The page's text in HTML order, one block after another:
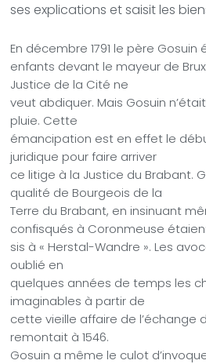
ses explications et saisit les
En décembre 1791 le père
enfants devant le mayeur de
Justice de la Cité ne
veut abdiquer. Mais Gosuin
pluie. Cette
émancipation est en effet le
juridique pour faire arriver
ce litige à la Justice du Brabant.
qualité de Bourgeois de la
Terre du Brabant, en insinuant
confisqués à Coronmeuse
sis à « Herstal-Wandre ». Les
oublié en
quelques années de temps les
imaginables à partir de
cette vieille affaire de l’échange
remontait à 1546.
Gosuin a même le culot